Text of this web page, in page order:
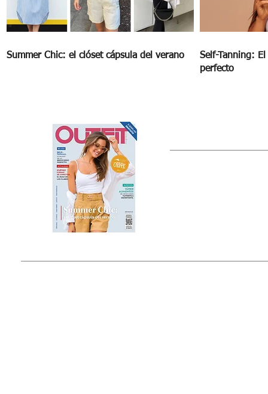
Summer Chic: el clóset cápsula del verano
Self-Tanning:
perfecto